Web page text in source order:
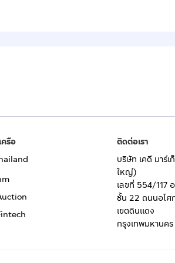
ครือ
ติดต่อเรา
บริษัท เคดี มาร์
ใหญ่)
เลขที่ 554/117
ชั้น 22 ถนนอโศ
เขตดินแดง
กรุงเทพมหานค